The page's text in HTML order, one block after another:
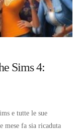
Sims 4:
e tutte le sue
mese fa sia ricaduta